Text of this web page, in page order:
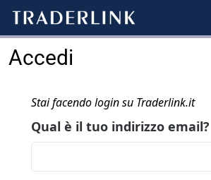
Accedi